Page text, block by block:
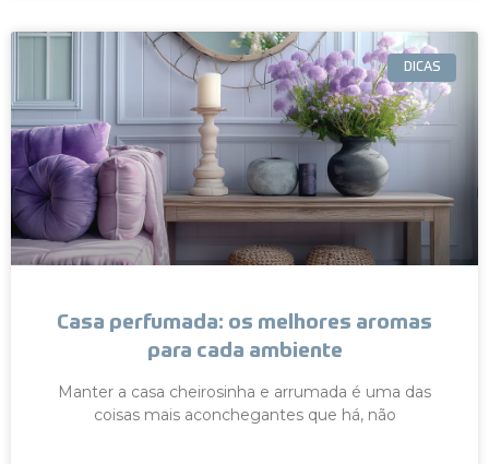
DICAS
Casa perfumada: os melhores aromas
para cada ambiente
Manter a casa cheirosinha e arrumada é uma das
coisas mais aconchegantes que há, não